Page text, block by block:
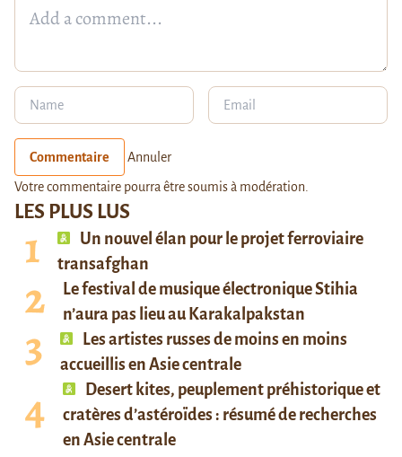
LES PLUS LUS
Un nouvel élan pour le projet ferroviaire
transafghan
Le festival de musique électronique Stihia
n’aura pas lieu au Karakalpakstan
Les artistes russes de moins en moins
accueillis en Asie centrale
Desert kites, peuplement préhistorique et
cratères d’astéroïdes : résumé de recherches
en Asie centrale
Commentaire Annuler
Votre commentaire pourra être soumis à modération.